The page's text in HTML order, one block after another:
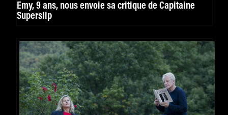
Emy, 9 ans, nous envoie sa critique de Capitaine
Superslip